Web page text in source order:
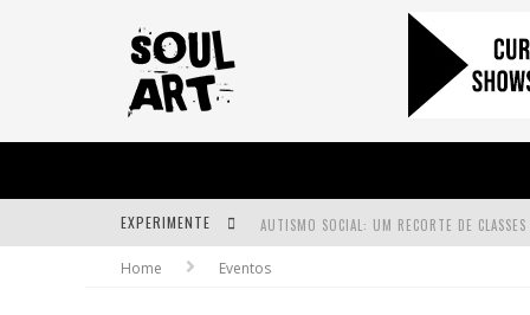
EXPERIMENTE
A SUBIDA DA RAMPA É DIFERENTE!
Home Eventos